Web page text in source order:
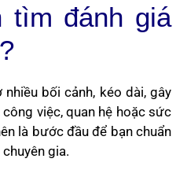
tìm đánh giá
bối cảnh, kéo dài, gây
việc, quan hệ hoặc sức
là bước đầu để bạn chuẩn
gia.